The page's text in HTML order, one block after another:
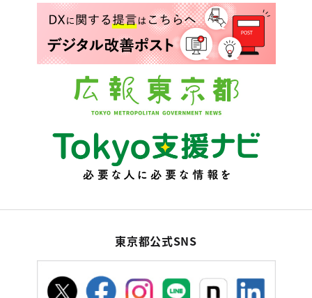
東京都公式SNS